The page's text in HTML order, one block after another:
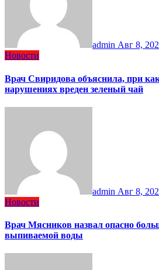
admin Авг 8,
Новости
Врач Свиридова объяснила, при
нарушениях вреден зеленый чай
admin Авг 8,
Новости
Врач Мясников назвал опасно
выпиваемой воды